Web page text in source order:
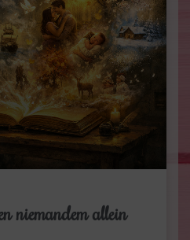
niemandem allein